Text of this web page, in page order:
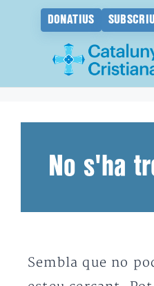
DONATIUS
No s'ha
Sembla que no